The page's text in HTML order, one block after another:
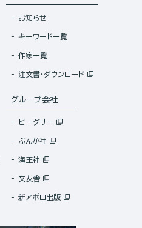
お知らせ
キーワード一覧
作家一覧
注文書・ダウンロード
グループ会社
ビーグリー
ぶんか社
海王社
文友舎
新アポロ出版